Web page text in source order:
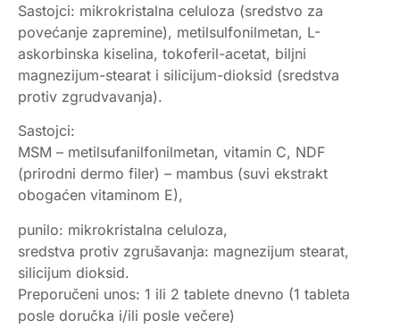
Sastojci: mikrokristalna celuloza (sredstvo za
povećanje zapremine), metilsulfonilmetan, L-
askorbinska kiselina, tokoferil-acetat, biljni
magnezijum-stearat i silicijum-dioksid (sredstva
protiv zgrudvavanja).
Sastojci:
MSM – metilsufanilfonilmetan, vitamin C, NDF
(prirodni dermo filer) – mambus (suvi ekstrakt
obogaćen vitaminom E),
punilo: mikrokristalna celuloza,
sredstva protiv zgrušavanja: magnezijum stearat,
silicijum dioksid.
Preporučeni unos: 1 ili 2 tablete dnevno (1 tableta
posle doručka i/ili posle večere)